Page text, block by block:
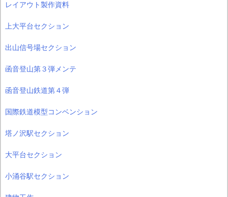
レイアウト製作資料
上大平台セクション
出山信号場セクション
函音登山第３弾メンテ
函音登山鉄道第４弾
国際鉄道模型コンベンション
塔ノ沢駅セクション
大平台セクション
小涌谷駅セクション